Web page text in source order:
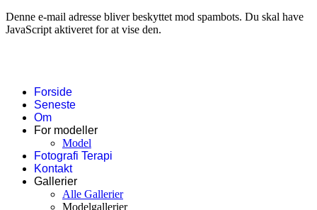
Denne e-mail adresse bliver beskyttet mod spambots. Du skal have
JavaScript aktiveret for at vise den.
Forside
Seneste
Om
For modeller
Model
Fotografi Terapi
Kontakt
Gallerier
Alle Gallerier
Modelgallerier